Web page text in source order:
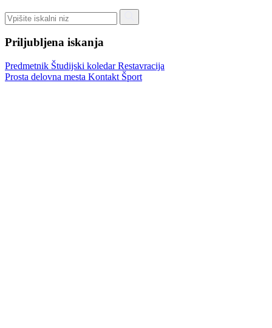
Priljubljena iskanja
Predmetnik Študijski koledarRestavracija
Prosta delovna mesta Kontakt Šport